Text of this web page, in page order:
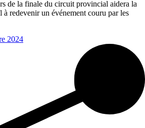
de la finale du circuit provincial aidera la
redevenir un événement couru par les
2024